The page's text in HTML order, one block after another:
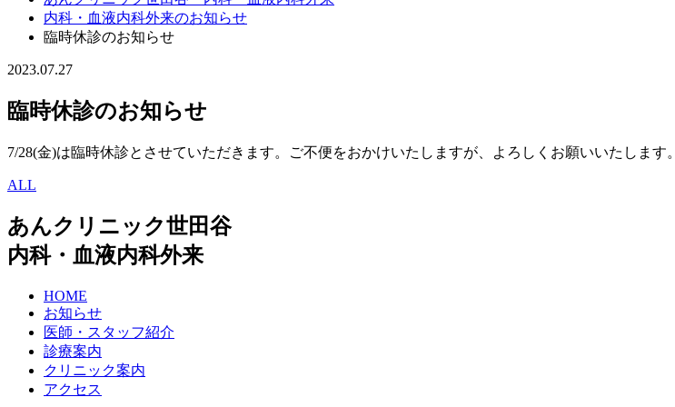
内科・血液内科外来のお知らせ
臨時休診のお知らせ
2023.07.27
臨時休診のお知らせ
7/28(金)は臨時休診とさせていただきます。ご不便をおかけいたしますが、よろしくお願いいたします。
ALL
あんクリニック世田谷
内科・血液内科外来
HOME
お知らせ
医師・スタッフ紹介
診療案内
クリニック案内
アクセス